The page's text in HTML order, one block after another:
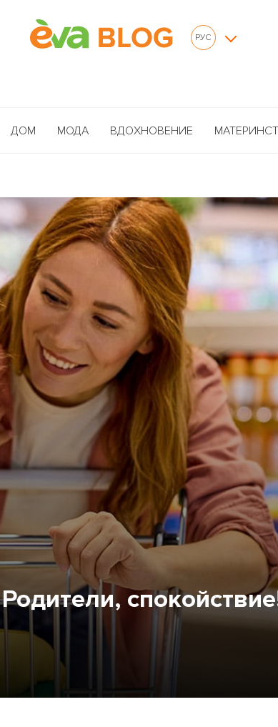
РУС
ДОМ МОДА ВДОХНОВЕНИЕ